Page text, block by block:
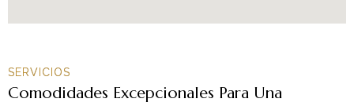
SERVICIOS
Comodidades Excepcionales Para Una